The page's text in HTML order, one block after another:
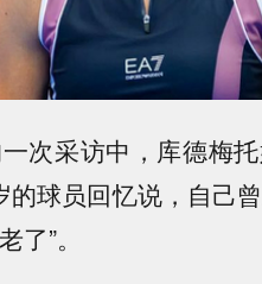
次采访中，库德梅
球员回忆说，自己
”。